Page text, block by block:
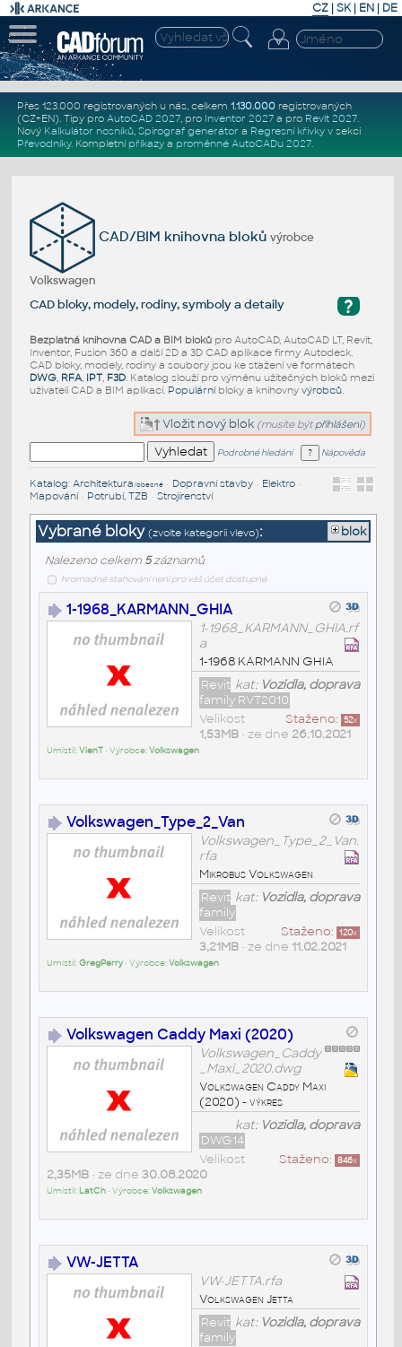
CZ | SK| EN | DE
Přes 123.000 registrovaných u nás, celkem 1.130.000registrovaných
(CZ+EN). Tipy pro AutoCAD 2027, pro Inventor 2027a pro Revit 2027.
Nový Kalkulátor nosníků, Spirograf generátor a Regresní křivkyv sekci
Převodníky. Kompletní příkazya proměnné AutoCADu 2027.
CAD/BIM knihovna blokůvýrobce
Volkswagen
?
CAD bloky, modely, rodiny, symboly a detaily
Bezplatná knihovna CAD a BIM blokůpro AutoCAD, AutoCAD LT, Revit,
Inventor, Fusion 360 a další 2D a 3D CAD aplikace firmy Autodesk.
CAD bloky, modely, rodiny a soubory jsou ke stažení ve formátech
DWG, RFA, IPT, F3D. Katalog slouží pro výměnu užitečných bloků mezi
uživateli CAD a BIM aplikací. Populárníbloky a knihovny výrobců.
Vložit nový blok (musíte být přihlášeni)
Podrobné hledání Nápověda
Katalog: Architektura/obecné• Dopravní stavby• Elektro•
Mapování• Potrubí, TZB • Strojírenství
Vybrané bloky (zvolte kategorii vlevo): blok
Nalezeno celkem 5záznamů
hromadné stahování není pro váš účet dostupné
1-1968_KARMANN_GHIA
1-1968_KARMANN_GHIA.rf
a
1-1968 KARMANN GHIA
kat: Vozidla, doprava
Revit
family RVT2010
Staženo: 52x
Velikost
1,53MB• ze dne 26.10.2021
Umístil:VienT• Výrobce:Volkswagen
Volkswagen_Type_2_Van
Volkswagen_Type_2_Van.
rfa
Mikrobus Volkswagen
kat: Vozidla, doprava
Revit
family
Staženo: 120x
Velikost
3,21MB• ze dne 11.02.2021
Umístil:GregPerry• Výrobce:Volkswagen
Volkswagen Caddy Maxi (2020)
Volkswagen_Caddy
_Maxi_2020.dwg
Volkswagen Caddy Maxi
(2020) - výkres
kat: Vozidla, doprava
DWG14
Staženo: 846x
Velikost
2,35MB• ze dne 30.08.2020
Umístil: LatCh• Výrobce:Volkswagen
VW-JETTA
VW-JETTA.rfa
Volkswagen Jetta
kat: Vozidla, doprava
Revit
family